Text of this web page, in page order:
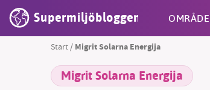
Supermiljöbloggen
Shift + S
Start / Migrit Solarna Energija
Migrit Solarna Energija